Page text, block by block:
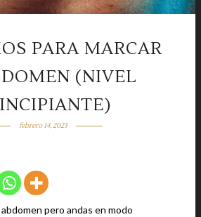
PARA MARCAR
(NIVEL
febrero 14, 2023
pero andas en modo